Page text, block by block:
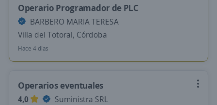
Operario Programador de PLC
BARBERO MARIA TERESA
Villa del Totoral, Córdoba
Hace 4 días
Operarios eventuales
4,0
Suministra SRL